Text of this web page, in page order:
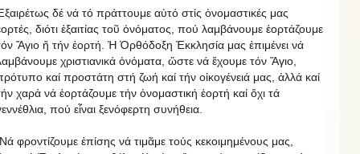
δέ νά τό πράττουμε αὐτό στίς ὀνομαστικές μας
διότι ἐξαιτίας τοῦ ὀνόματος, πού λαμβάνουμε ἑορτάζουμε
Ἅγιο ἤ τήν ἑορτή. Ἡ Ὀρθόδοξη Ἐκκλησία μας ἐπιμένει νά
χριστιανικά ὀνόματα, ὥστε νά ἔχουμε τόν Ἅγιο,
καί προστάτη στή ζωή καί τήν οἰκογένειά μας, ἀλλά καί
χαρά νά ἑορτάζουμε τήν ὀνομαστική ἑορτή καί ὄχι τά
πού εἶναι ξενόφερτη συνήθεια.
φροντίζουμε ἐπίσης νά τιμᾶμε τούς κεκοιμημένους μας,